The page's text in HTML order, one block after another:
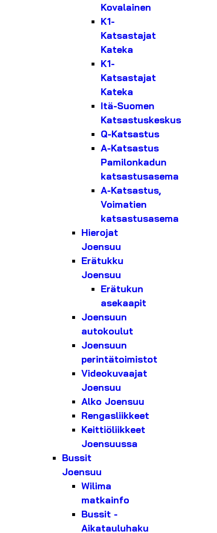
Kovalainen
K1-
Katsastajat
Kateka
K1-
Katsastajat
Kateka
Itä-Suomen
Katsastuskeskus
Q-Katsastus
A-Katsastus
Pamilonkadun
katsastusasema
A-Katsastus,
Voimatien
katsastusasema
Hierojat
Joensuu
Erätukku
Joensuu
Erätukun
asekaapit
Joensuun
autokoulut
Joensuun
perintätoimistot
Videokuvaajat
Joensuu
Alko Joensuu
Rengasliikkeet
Keittiöliikkeet
Joensuussa
Bussit
Joensuu
Wilima
matkainfo
Bussit -
Aikatauluhaku